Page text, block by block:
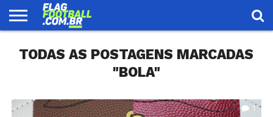
FOOTBALL
ENCONTRE
UMA
SELEÇÃO
BRASILEIRA
LOJA
TODAS AS POSTAGENS MARCADAS
"BOLA"
1